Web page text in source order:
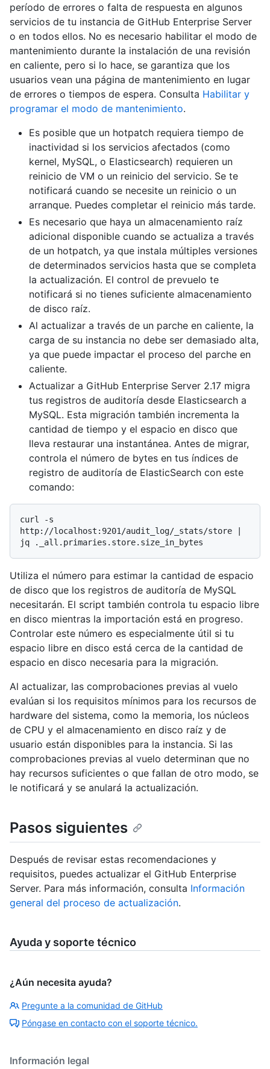
período de errores o falta de respuesta en algunos
servicios de tu instancia de GitHub Enterprise Server
o en todos ellos. No es necesario habilitar el modo de
mantenimiento durante la instalación de una revisión
en caliente, pero si lo hace, se garantiza que los
usuarios vean una página de mantenimiento en lugar
de errores o tiempos de espera. Consulta Habilitar y
programar el modo de mantenimiento.
Es posible que un hotpatch requiera tiempo de
inactividad si los servicios afectados (como
kernel, MySQL, o Elasticsearch) requieren un
reinicio de VM o un reinicio del servicio. Se te
notificará cuando se necesite un reinicio o un
arranque. Puedes completar el reinicio más tarde.
Es necesario que haya un almacenamiento raíz
adicional disponible cuando se actualiza a través
de un hotpatch, ya que instala múltiples versiones
de determinados servicios hasta que se completa
la actualización. El control de prevuelo te
notificará si no tienes suficiente almacenamiento
de disco raíz.
Al actualizar a través de un parche en caliente, la
carga de su instancia no debe ser demasiado alta,
ya que puede impactar el proceso del parche en
caliente.
Actualizar a GitHub Enterprise Server 2.17 migra
tus registros de auditoría desde Elasticsearch a
MySQL. Esta migración también incrementa la
cantidad de tiempo y el espacio en disco que
lleva restaurar una instantánea. Antes de migrar,
controla el número de bytes en tus índices de
registro de auditoría de ElasticSearch con este
comando:
curl -s
http://localhost:9201/audit_log/_stats/store |
Utiliza el número para estimar la cantidad de espacio
de disco que los registros de auditoría de MySQL
necesitarán. El script también controla tu espacio libre
en disco mientras la importación está en progreso.
Controlar este número es especialmente útil si tu
espacio libre en disco está cerca de la cantidad de
espacio en disco necesaria para la migración.
Al actualizar, las comprobaciones previas al vuelo
evalúan si los requisitos mínimos para los recursos de
hardware del sistema, como la memoria, los núcleos
de CPU y el almacenamiento en disco raíz y de
usuario están disponibles para la instancia. Si las
comprobaciones previas al vuelo determinan que no
hay recursos suficientes o que fallan de otro modo, se
le notificará y se anulará la actualización.
Pasos siguientes
Después de revisar estas recomendaciones y
requisitos, puedes actualizar el GitHub Enterprise
Server. Para más información, consulta Información
general del proceso de actualización.
Ayuda y soporte técnico
¿Aún necesita ayuda?
Pregunte a la comunidad de GitHub
Póngase en contacto con el soporte técnico.
Información legal